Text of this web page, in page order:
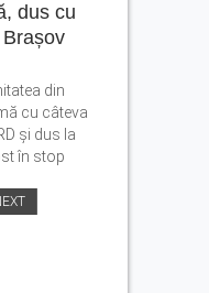
dus cu
din
cu câteva
și dus la
în stop